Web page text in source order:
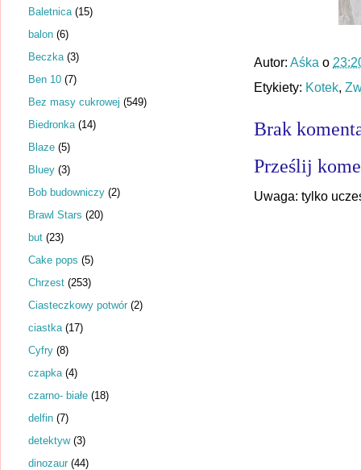
Autor: Aśka o
Etykiety: Kotek,
Brak
Prześlij
Uwaga: tylko
Baletnica (15)
balon (6)
Beczka (3)
Ben 10 (7)
Bez masy cukrowej (549)
Biedronka (14)
Blaze (5)
Bluey (3)
Bob budowniczy (2)
Brawl Stars (20)
but (23)
Cake pops (5)
Chrzest (253)
Ciasteczkowy potwór (2)
ciastka (17)
Cyfry (8)
czapka (4)
czarno- białe (18)
delfin (7)
detektyw (3)
dinozaur (44)